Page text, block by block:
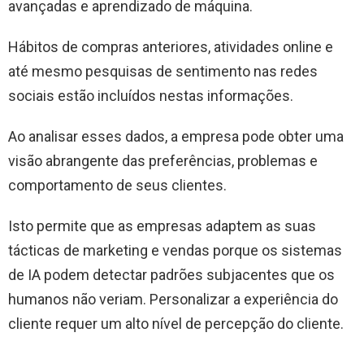
avançadas e aprendizado de máquina.
Hábitos de compras anteriores, atividades online e
até mesmo pesquisas de sentimento nas redes
sociais estão incluídos nestas informações.
Ao analisar esses dados, a empresa pode obter uma
visão abrangente das preferências, problemas e
comportamento de seus clientes.
Isto permite que as empresas adaptem as suas
tácticas de marketing e vendas porque os sistemas
de IA podem detectar padrões subjacentes que os
humanos não veriam. Personalizar a experiência do
cliente requer um alto nível de percepção do cliente.